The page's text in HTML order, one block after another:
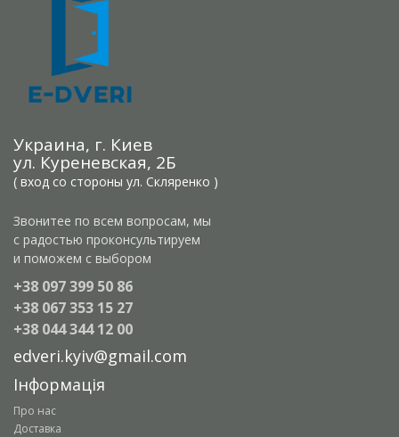
Украина, г. Киев
ул. Куреневская, 2Б
( вход со стороны ул. Скляренко )
Звонитее по всем вопросам, мы
с радостью проконсультируем
и поможем с выбором
+38 097 399 50 86
+38 067 353 15 27
+38 044 344 12 00
edveri.kyiv@gmail.com
Інформація
Про нас
Доставка